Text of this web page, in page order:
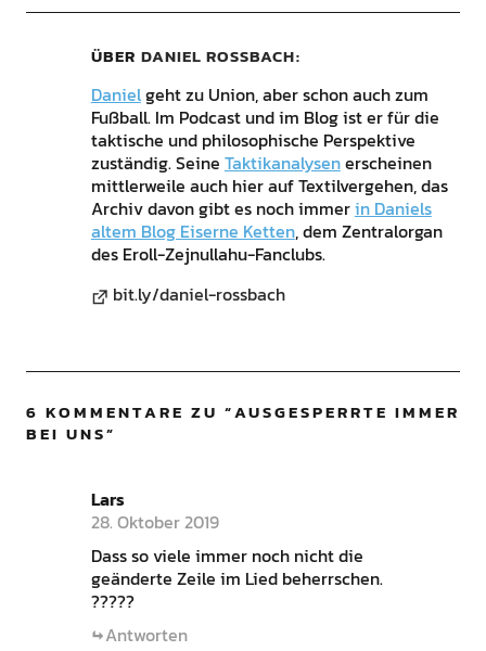
ÜBER DANIEL ROSSBACH
Danielgeht zu Union, aber schon auch zum
Fußball. Im Podcast und im Blog ist er für die
taktische und philosophische Perspektive
zuständig. Seine Taktikanalysenerscheinen
mittlerweile auch hier auf Textilvergehen, das
Archiv davon gibt es noch immerin Daniels
altem Blog Eiserne Ketten, dem Zentralorgan
des Eroll-Zejnullahu-Fanclubs.
bit.ly/daniel-rossbach
6 KOMMENTARE ZU “AUSGESPERRTE IMMER
BEI UNS”
Lars
28. Oktober 2019
Dass so viele immer noch nicht die
geänderte Zeile im Lied beherrschen.
?????
Antworten